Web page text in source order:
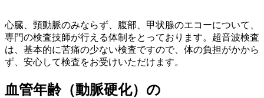
心臓、頸動脈のみならず、腹部、甲状腺のエコーについて、
専門の検査技師が行える体制をとっております。超音波検査
は、基本的に苦痛の少ない検査ですので、体の負担がかから
ず、安心して検査をお受けいただけます。
血管年齢（動脈硬化）の